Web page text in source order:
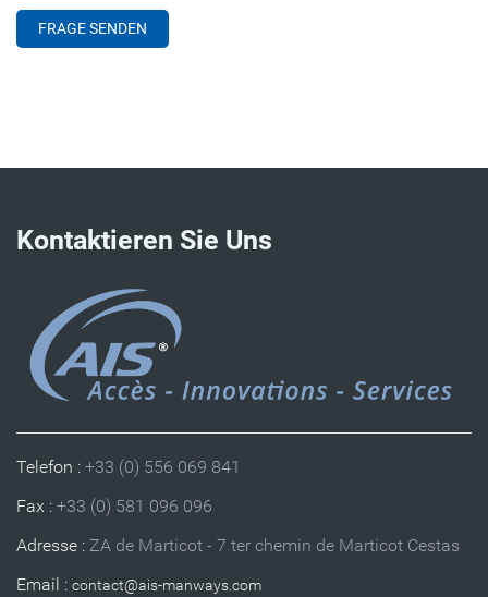
Kontaktieren Sie Uns
Telefon : +33 (0) 556 069 841
Fax : +33 (0) 581 096 096
Adresse : ZA de Marticot - 7 ter chemin de Marticot Cestas
Email :